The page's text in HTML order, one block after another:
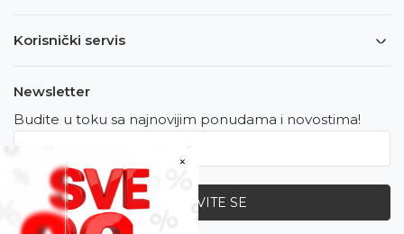
×
Korisnički servis
Newsletter
Budite u toku sa najnovijim ponudama i novostima!
PRIJAVITE SE